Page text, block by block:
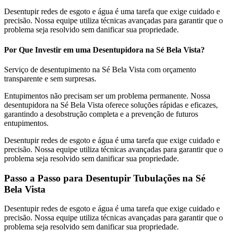
Desentupir redes de esgoto e água é uma tarefa que exige cuidado e
precisão. Nossa equipe utiliza técnicas avançadas para garantir que o
problema seja resolvido sem danificar sua propriedade.
Por Que Investir em uma Desentupidora na Sé Bela Vista?
Serviço de desentupimento na Sé Bela Vista com orçamento
transparente e sem surpresas.
Entupimentos não precisam ser um problema permanente. Nossa
desentupidora na Sé Bela Vista oferece soluções rápidas e eficazes,
garantindo a desobstrução completa e a prevenção de futuros
entupimentos.
Desentupir redes de esgoto e água é uma tarefa que exige cuidado e
precisão. Nossa equipe utiliza técnicas avançadas para garantir que o
problema seja resolvido sem danificar sua propriedade.
Passo a Passo para Desentupir Tubulações na Sé
Bela Vista
Desentupir redes de esgoto e água é uma tarefa que exige cuidado e
precisão. Nossa equipe utiliza técnicas avançadas para garantir que o
problema seja resolvido sem danificar sua propriedade.